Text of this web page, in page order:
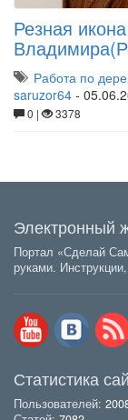
Резная
Работа по
saruzor64 -
0 | 3378
Электронный
Портал «Сделай
руками.
Статистика
Пользователей: